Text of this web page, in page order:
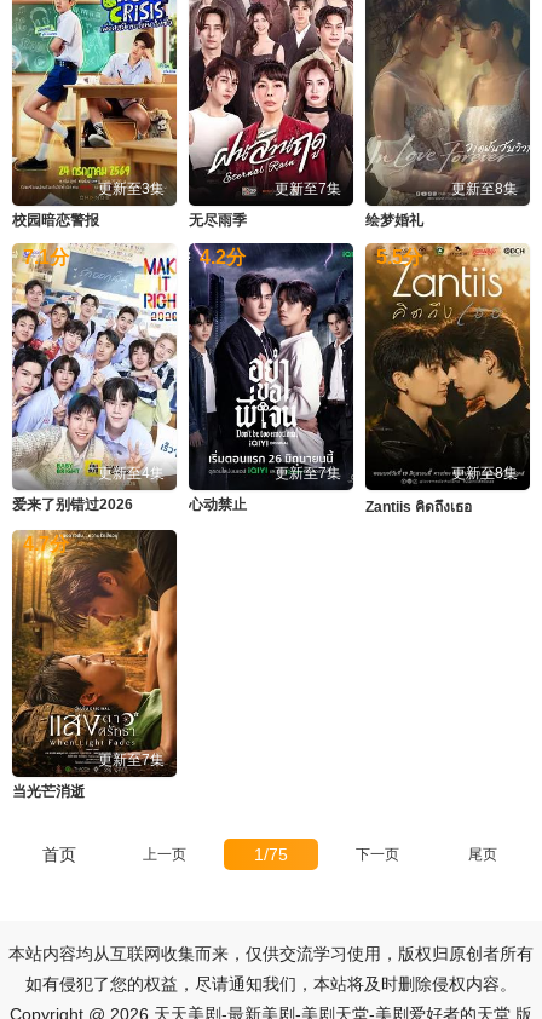
更新至3集
校园暗恋警报
更新至7集
无尽雨季
更新至8集
绘梦婚礼
7.1分
更新至4集
爱来了别错过2026
4.2分
更新至7集
心动禁止
5.5分
更新至8集
Zantiis คิดถึงเธอ
4.7分
更新至7集
当光芒消逝
首页 上一页 1/75 下一页 尾页
本站内容均从互联网收集而来，仅供交流学习使用，版权归原创者所有
如有侵犯了您的权益，尽请通知我们，本站将及时删除侵权内容。
Copyright @ 2026 天天美剧-最新美剧-美剧天堂-美剧爱好者的天堂 版